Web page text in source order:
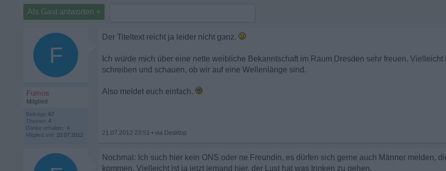
Als Gast antworten +
F
Fumos
Mitglied
Beiträge: 67
Themen: 4
Danke erhalten: 4
Mitglied seit: 10.07.2012
Der Titeltext reicht ja leider nicht ganz.
Ich würde mich über eine nette weibliche Bekanntschaft im Raum Dresden sehr freuen.
schreiben und schauen, ob wir auf eine Wellenlänge sind.
Also meldet euch einfach.
21.07.2012 23:51 •
Nochmal: Ich such hier kein ONS oder ne Freundin, es dürfen sich gerne auch Männer melden,
kommen. Vielleicht ist ja jetzt jemand hier, der Lust hat was trinken zu gehen.